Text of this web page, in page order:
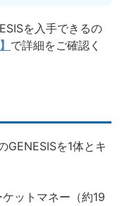
を入手できるの
で詳細をご確認く
GENESISを1体とキ
ットマネー（約19